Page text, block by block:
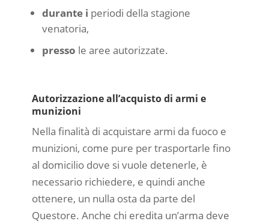
durante i periodi della stagione
venatoria,
presso le aree autorizzate.
Autorizzazione all’acquisto di armi e
munizioni
Nella finalità di acquistare armi da fuoco e
munizioni, come pure per trasportarle fino
al domicilio dove si vuole detenerle, è
necessario richiedere, e quindi anche
ottenere, un nulla osta da parte del
Questore. Anche chi eredita un’arma deve